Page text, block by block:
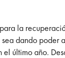
la
dando poder
último año.